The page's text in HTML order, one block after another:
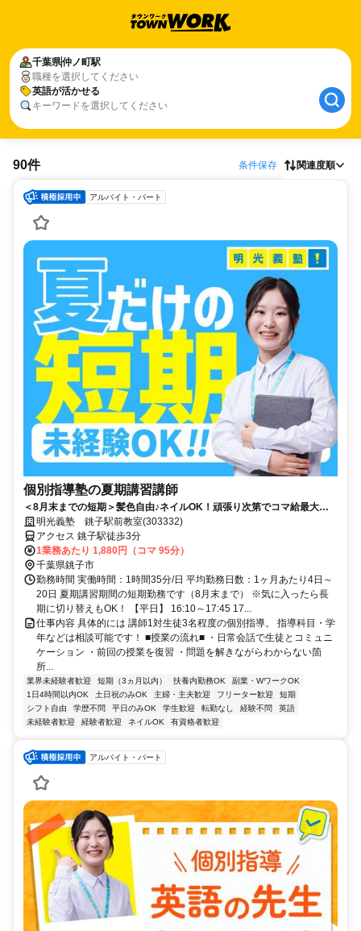
千葉県仲ノ町駅
職種を選択してください
英語が活かせる
キーワードを選択してください
90件 条件保存 関連度順
アルバイト・パート
個別指導塾の夏期講習講師
＜8月末までの短期＞髪色自由♪ネイルOK！頑張り次第でコマ給最大
3000円！得意科目で先生デビュー！未経験が活躍中の塾講師◎週１回～
OK（シフト自由）
明光義塾 銚子駅前教室(303332)
アクセス 銚子駅徒歩3分
1業務あたり 1,880円（コマ 95分）
千葉県銚子市
勤務時間 実働時間：1時間35分/日 平均勤務日数：1ヶ月あたり4日～
20日 夏期講習期間の短期勤務です（8月末まで） ※気に入ったら長
期に切り替えもOK！ 【平日】 16:10～17:45 17...
仕事内容 具体的には 講師1対生徒3名程度の個別指導。 指導科目・学
年などは相談可能です！ ■授業の流れ■ ・日常会話で生徒とコミュニ
ケーション ・前回の授業を復習 ・問題を解きながらわからない箇
所...
業界未経験者歓迎 短期（3ヵ月以内） 扶養内勤務OK
副業・WワークOK
1日4時間以内OK
土日祝のみOK 主婦・主夫歓迎 フリーター歓迎
短期
シフト自由
学歴不問 平日のみOK 学生歓迎 転勤なし 経験不問
英語
未経験者歓迎
経験者歓迎 ネイルOK 有資格者歓迎
アルバイト・パート